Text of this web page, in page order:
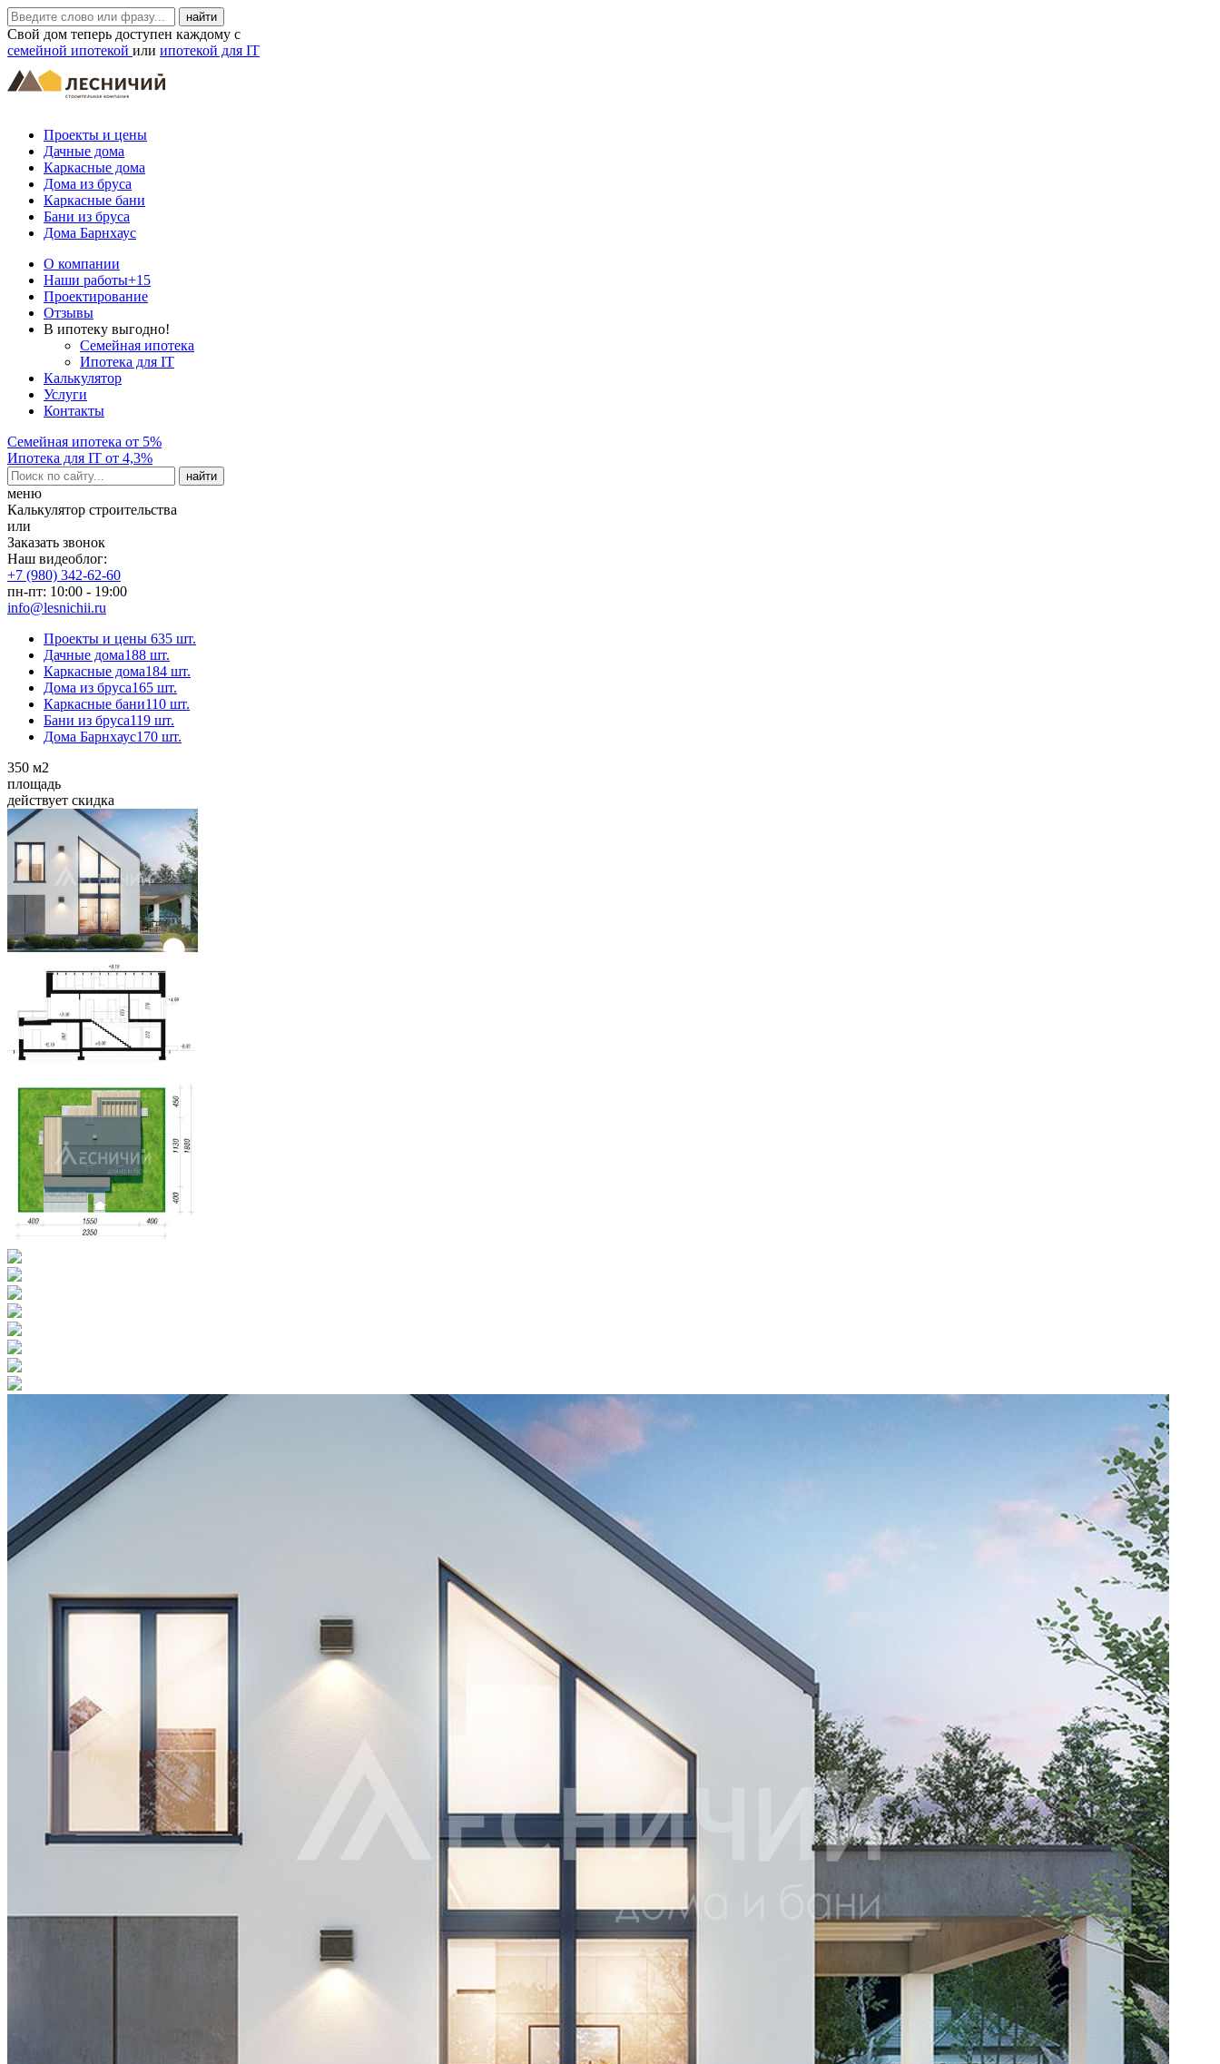
Свой дом теперь доступен каждому с
семейной ипотекой или ипотекой для IT
Проекты и цены
Дачные дома
Каркасные дома
Дома из бруса
Каркасные бани
Бани из бруса
Дома Барнхаус
О компании
Наши работы+15
Проектирование
Отзывы
В ипотеку выгодно!
Семейная ипотека
Ипотека для IT
Калькулятор
Услуги
Контакты
Семейная ипотека от 5%
Ипотека для IT от 4,3%
меню
Калькулятор строительства
или
Заказать звонок
Наш видеоблог:
+7 (980) 342-62-60
пн-пт: 10:00 - 19:00
info@lesnichii.ru
Проекты и цены 635 шт.
Дачные дома188 шт.
Каркасные дома184 шт.
Дома из бруса165 шт.
Каркасные бани110 шт.
Бани из бруса119 шт.
Дома Барнхаус170 шт.
350 м2
площадь
действует скидка